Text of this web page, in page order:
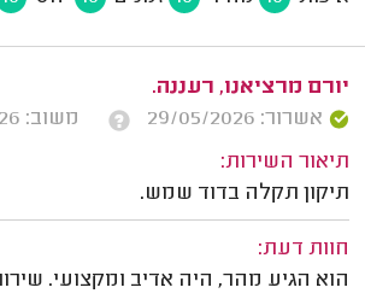
יורם מרציאנו, רעננה.
אשרור: 29/05/2026
משוב: 29/03/2026
תיאור השירות:
תיקון תקלה בדוד שמש.
חוות דעת:
הוא הגיע מהר, היה אדיב ומקצועי.